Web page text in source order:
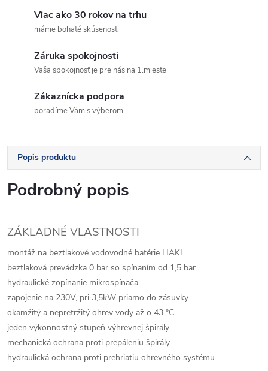
Viac ako 30 rokov na trhu
máme bohaté skúsenosti
Záruka spokojnosti
Vaša spokojnosť je pre nás na 1.mieste
Zákaznícka podpora
poradíme Vám s výberom
Popis produktu
Podrobný popis
ZÁKLADNÉ VLASTNOSTI
montáž na beztlakové vodovodné batérie HAKL
beztlaková prevádzka 0 bar so spínaním od 1,5 bar
hydraulické zopínanie mikrospínača
zapojenie na 230V, pri 3,5kW priamo do zásuvky
okamžitý a nepretržitý ohrev vody až o 43 °C
jeden výkonnostný stupeň výhrevnej špirály
mechanická ochrana proti prepáleniu špirály
hydraulická ochrana proti prehriatiu ohrevného systému